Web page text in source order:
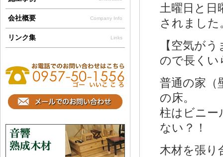
土曜日と日
されました
【空気が
ので長く
普通の家（
の床。
柱はビニー
ない？！
木材を張り
会社概要 Company Info
リンク集 Links